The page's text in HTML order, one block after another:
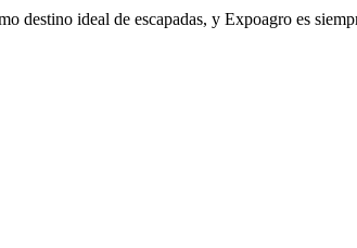
destino ideal de escapadas, y Expoagro es